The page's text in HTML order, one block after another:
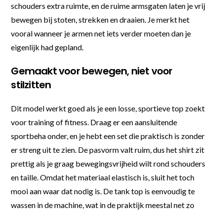
schouders extra ruimte, en de ruime armsgaten laten je vrij
bewegen bij stoten, strekken en draaien. Je merkt het
vooral wanneer je armen net iets verder moeten dan je
eigenlijk had gepland.
Gemaakt voor bewegen, niet voor
stilzitten
Dit model werkt goed als je een losse, sportieve top zoekt
voor training of fitness. Draag er een aansluitende
sportbeha onder, en je hebt een set die praktisch is zonder
er streng uit te zien. De pasvorm valt ruim, dus het shirt zit
prettig als je graag bewegingsvrijheid wilt rond schouders
en taille. Omdat het materiaal elastisch is, sluit het toch
mooi aan waar dat nodig is. De tank top is eenvoudig te
wassen in de machine, wat in de praktijk meestal net zo